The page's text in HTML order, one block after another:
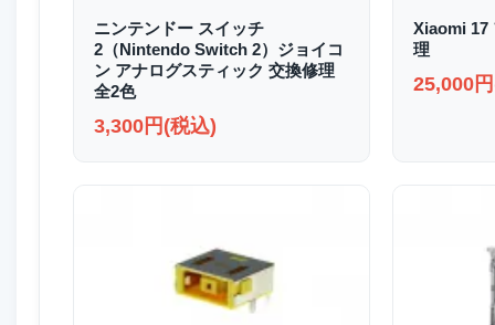
ニンテンドー スイッチ
2（Nintendo Switch 2）ジョイコ
ン アナログスティック 交換修理
全2色
3,300円(税込)
Xiaomi 17
理
25,000